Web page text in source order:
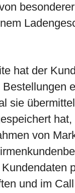
hat der
sie
von
und im